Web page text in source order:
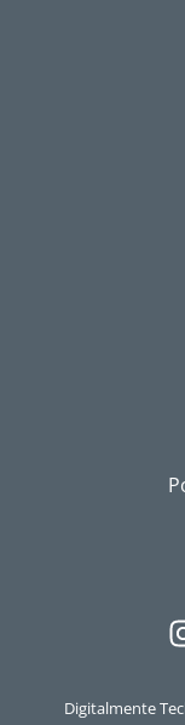
Digitalmente